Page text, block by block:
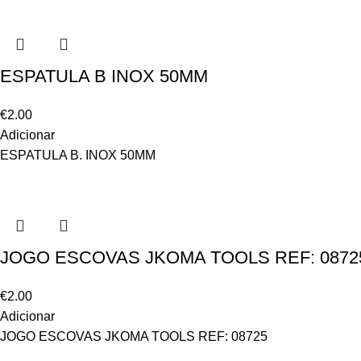
ESPATULA B INOX 50MM
€2.00
Adicionar
ESPATULA B. INOX 50MM
JOGO ESCOVAS JKOMA TOOLS REF:
€2.00
Adicionar
JOGO ESCOVAS JKOMA TOOLS REF: 08725